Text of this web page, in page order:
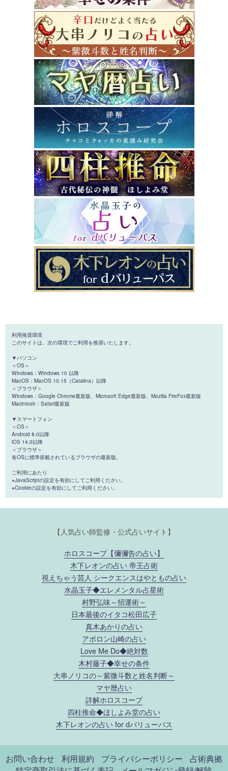
利用推奨環境
このサイトは、次の環境でご利用を推奨いたします。
▼パソコン
＜OS＞
Windows：Windows 10 以降
MacOS：MacOS 10.15（Catalina）以降
＜ブラウザ＞
Windows：Google Chrome最新版、Microsoft Edge最新版、Mozilla FireFox最新版
Macintosh：Safari最新版
▼スマートフォン
＜OS＞
Android 8.0以降
iOS 14.0以降
＜ブラウザ＞
各OSに標準搭載されているブラウザの最新版。
ご利用にあたり
※JavaScriptの設定を有効にしてご利用ください。
※Cookieの設定を有効にしてご利用ください。
【人気占い師監修・公式占いサイト】
ホロスコープ【彌彌告の占い】
木下レオンの占い 帝王占術
視えちゃう芸人 シークエンスはやともの占い
水晶玉子◆エレメンタル占星術
村野弘味～招運術～
日本最後のイタコ松田広子
真木あかりの占い
アポロン山崎の占い
Love Me Do◆絶対数
木村藤子◆幸せの条件
大串ノリコの～紫微斗数と姓名判断～
マヤ暦占い
詳解ホロスコープ
四柱推命◆ほしよみ堂の占い
木下レオンの占い for dバリューパス
お問い合わせ 利用規約 プライバシーポリシー
占術典拠